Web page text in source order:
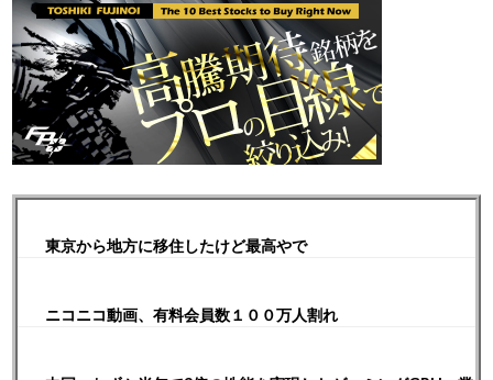
東京から地方に移住したけど最高やで
ニコニコ動画、有料会員数１００万人割れ